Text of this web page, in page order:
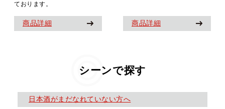
商品詳細
ております。
商品詳細
シーンで探す
日本酒がまだなれていない方へ